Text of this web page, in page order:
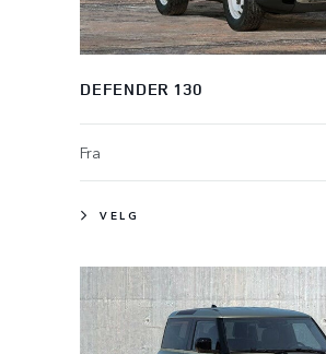
DEFENDER 130
Fra
VELG